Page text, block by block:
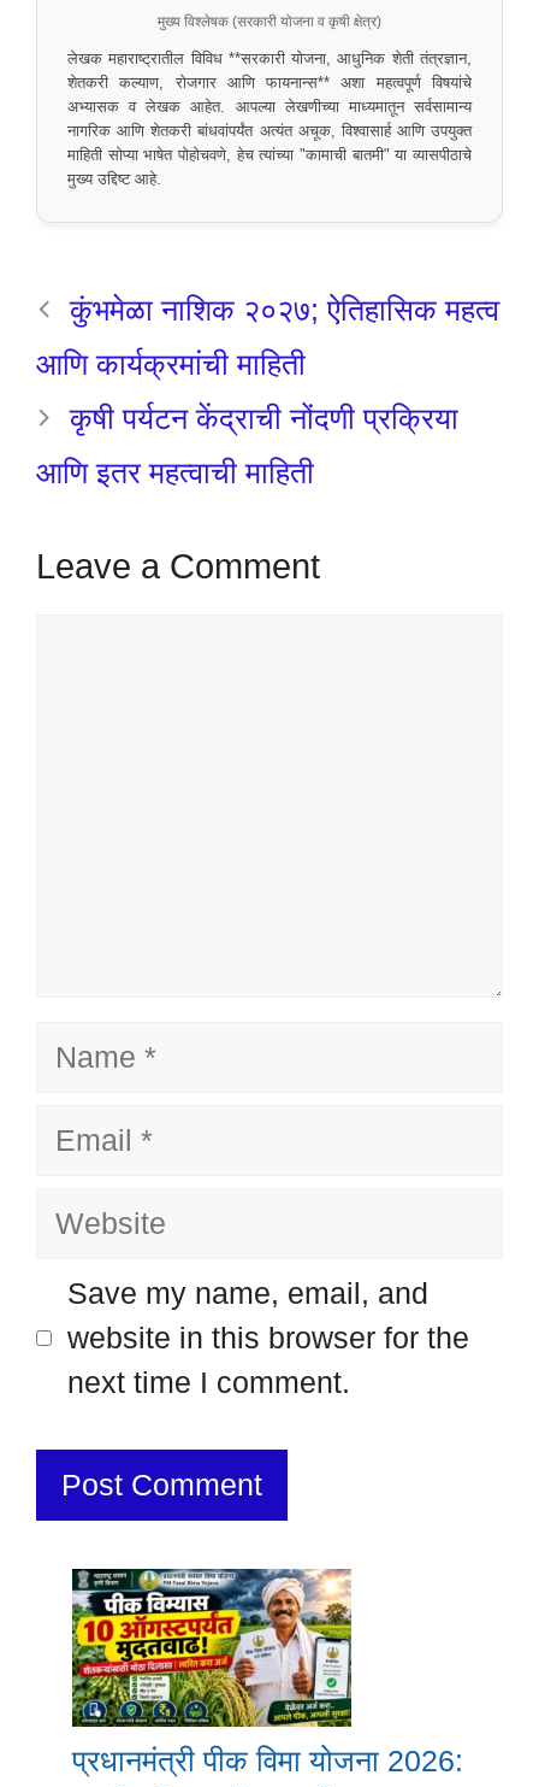
मुख्य विश्लेषक (सरकारी योजना व कृषी क्षेत्र)
लेखक महाराष्ट्रातील विविध **सरकारी योजना, आधुनिक शेती तंत्रज्ञान,
शेतकरी कल्याण, रोजगार आणि फायनान्स** अशा महत्वपूर्ण विषयांचे
अभ्यासक व लेखक आहेत. आपल्या लेखणीच्या माध्यमातून सर्वसामान्य
नागरिक आणि शेतकरी बांधवांपर्यंत अत्यंत अचूक, विश्वासार्ह आणि उपयुक्त
माहिती सोप्या भाषेत पोहोचवणे, हेच त्यांच्या "कामाची बातमी" या व्यासपीठाचे
मुख्य उद्दिष्ट आहे.
कुंभमेळा नाशिक २०२७; ऐतिहासिक महत्व
आणि कार्यक्रमांची माहिती
कृषी पर्यटन केंद्राची नोंदणी प्रक्रिया
आणि इतर महत्वाची माहिती
Leave a Comment
Name
Email
Website
Save my name, email, and
website in this browser for the
next time I comment.
प्रधानमंत्री पीक विमा योजना 2026: